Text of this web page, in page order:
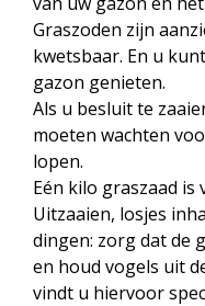
Graszoden zijn
kwetsbaar. En u
gazon genieten.
Als u besluit te
moeten wachten
lopen.
Eén kilo graszaad is
Uitzaaien, losjes
dingen: zorg dat de
en houd vogels uit
vindt u hiervoor